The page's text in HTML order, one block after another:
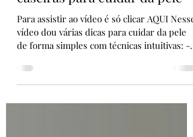
Vídeo: Dicas simples e
caseiras para cuidar da pele
vídeo dou várias dicas para cuidar da pele
de forma simples com técnicas intuitivas: -...